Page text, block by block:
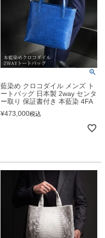
藍染め クロコダイル メンズ ト
ートバッグ 日本製 2way センタ
ー取り 保証書付き 本藍染 4FA
¥473,000税込